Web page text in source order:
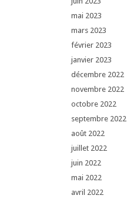
mai 2023
mars 2023
février 2023
janvier 2023
décembre 2022
novembre 2022
octobre 2022
septembre 2022
août 2022
juillet 2022
juin 2022
mai 2022
avril 2022